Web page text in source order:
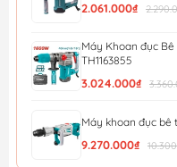
2.061.000₫
Máy Khoan đục Bê
TH1163855
3.024.000₫
Máy khoan đục bê
9.270.000₫